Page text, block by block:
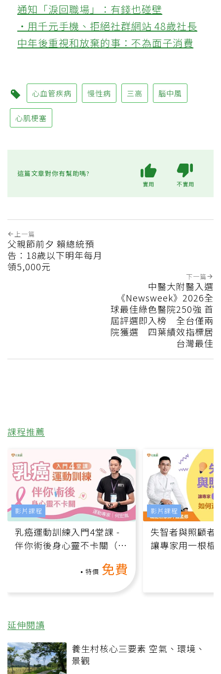
通知「淚回職場」：有錢也碰壁
‧用千元手機、拒絕社群網站 48歲社長
中年後重視和放棄的事：不為面子消費
心血管疾病 慢性病 三高 腦中風
心肌梗塞
這篇文章對你有幫助嗎?
實用 不實用
上一篇
父親節前夕 賴總統預
告：18歲以下明年每月
領5,000元
下一篇
中醫大附醫入選
《Newsweek》2026全
球最佳綠色醫院250強 首
屆評選即入榜 全台僅兩
院獲選 四葉績效指標居
台灣最佳
課程推薦
乳癌運動訓練入門4堂課 -
伴你術後身心靈不卡關（線
特價 免費
影片課程
失智者與照顧者
讓專家用一根棍
影片課程
延伸閱讀
養生村核心三要素 空氣、環境、
景觀